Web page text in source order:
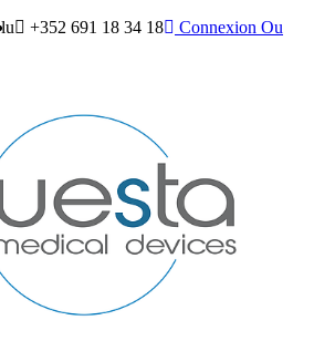
+352 691 18 34 18 Connexion Ou